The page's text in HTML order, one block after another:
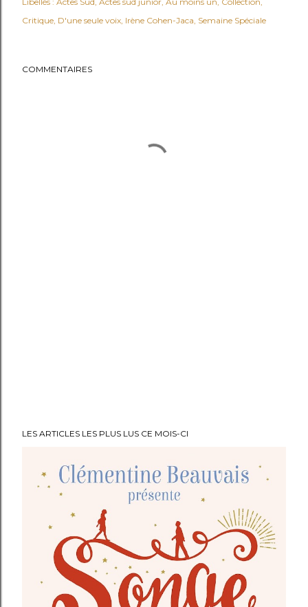
Critique D'une seule voix Irène Cohen-Jaca Semaine Spéciale
COMMENTAIRES
LES ARTICLES LES PLUS LUS CE MOIS-CI